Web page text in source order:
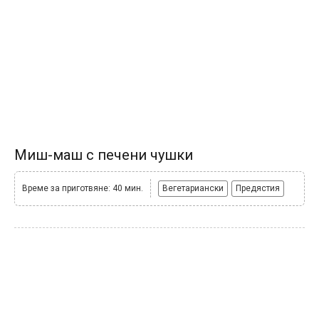
Миш-маш с печени чушки
Време за приготвяне: 40 мин. Вегетариански Предястия